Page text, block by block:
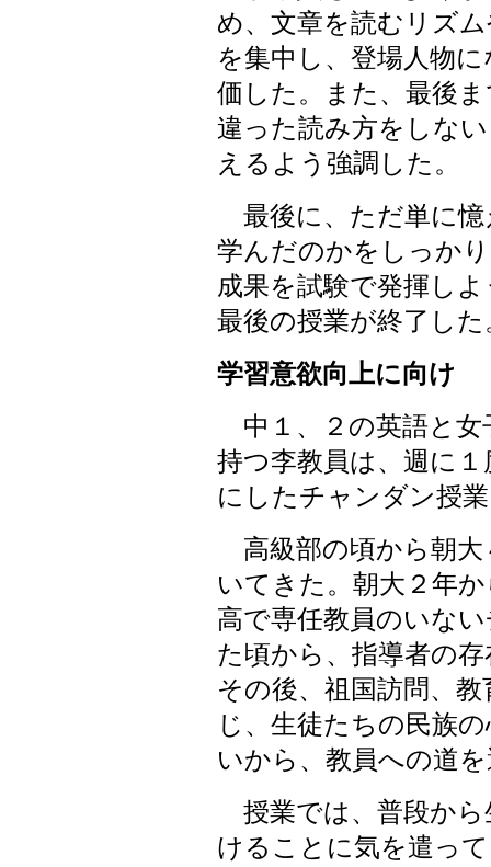
め、文章を読むリズ
を集中し、登場人物
価した。また、最後
違った読み方をしな
えるよう強調した。
最後に、ただ単に憶
学んだのかをしっか
成果を試験で発揮し
最後の授業が終了した
学習意欲向上に向け
中１、２の英語と女
持つ李教員は、週に
にしたチャンダン授
高級部の頃から朝大
いてきた。朝大２年
高で専任教員のいな
た頃から、指導者の
その後、祖国訪問、
じ、生徒たちの民族
いから、教員への道
授業では、普段から
けることに気を遣っ